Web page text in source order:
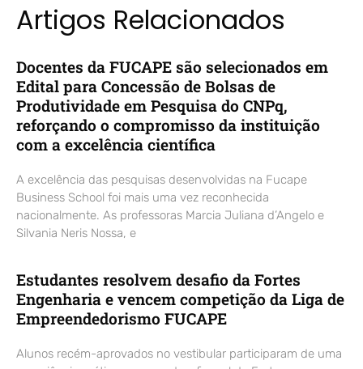
Artigos Relacionados
Docentes da FUCAPE são selecionados em
Edital para Concessão de Bolsas de
Produtividade em Pesquisa do CNPq,
reforçando o compromisso da instituição
com a excelência científica
A excelência das pesquisas desenvolvidas na Fucape
Business School foi mais uma vez reconhecida
nacionalmente. As professoras Marcia Juliana d’Angelo e
Silvania Neris Nossa, e
Estudantes resolvem desafio da Fortes
Engenharia e vencem competição da Liga de
Empreendedorismo FUCAPE
Alunos recém-aprovados no vestibular participaram de uma